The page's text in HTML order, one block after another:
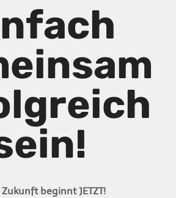
beginnt JETZT!